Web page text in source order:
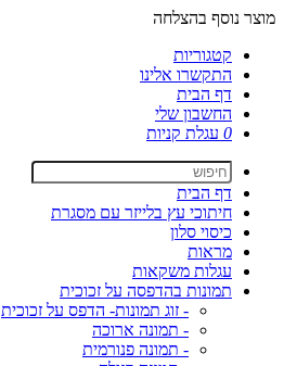
מוצר נוסף בהצלחה
קטגוריות
התקשרו אלינו
דף הבית
החשבון שלי
0 עגלת קניות
דף הבית
חיתוכי עץ בלייזר עם מסגרת
כיסוי סלון
מראות
עגלות משקאות
תמונות בהדפסה על זכוכית
- זוג תמונות- הדפס על זכוכית
- תמונה ארוכה
- תמונה פנורמית